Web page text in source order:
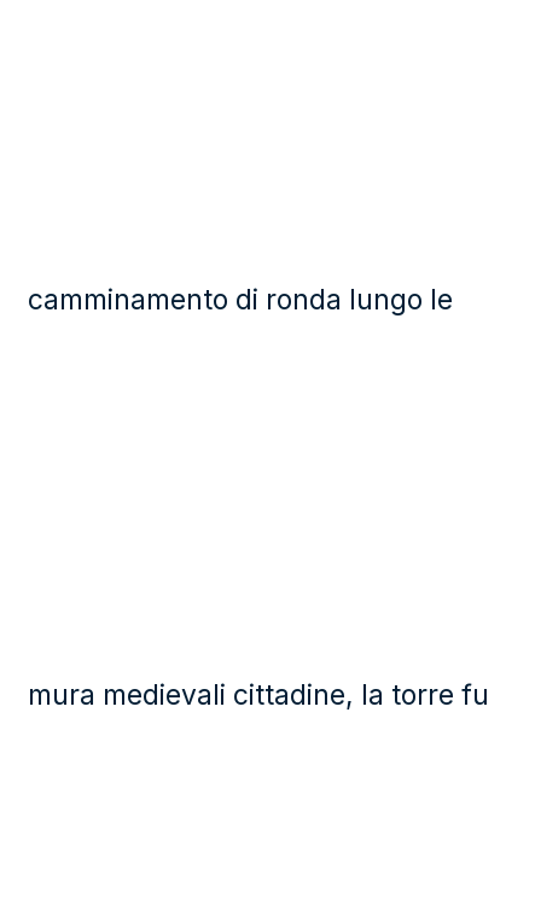
camminamento di ronda lungo le
mura medievali cittadine, la torre fu